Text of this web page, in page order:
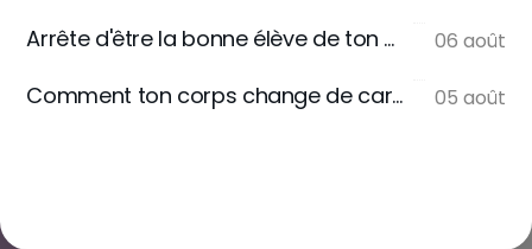
Arrête d'être la bonne élève de ton assiette 06 août
Comment ton corps change de carburant 05 août